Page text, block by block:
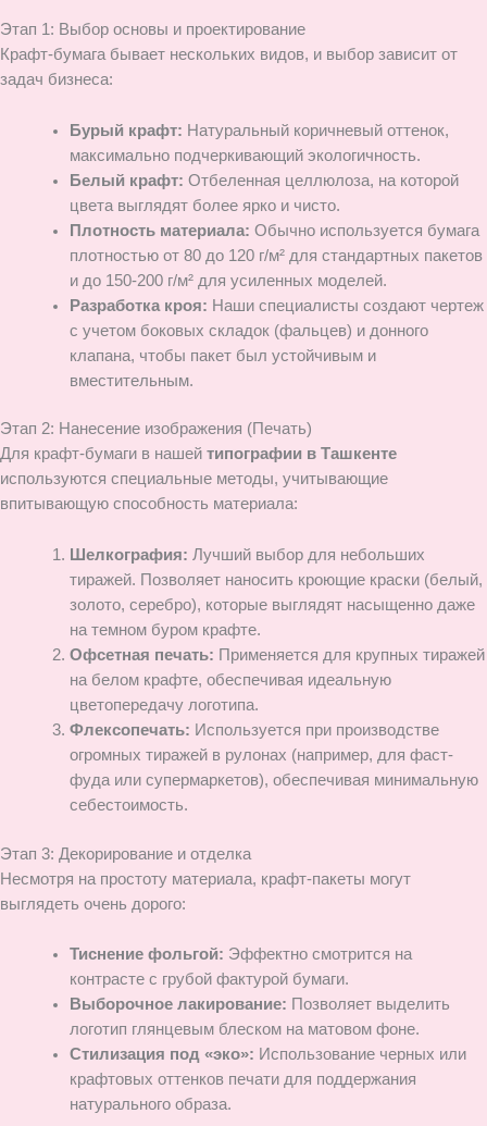
Этап 1: Выбор основы и проектирование
Крафт-бумага бывает нескольких видов, и выбор зависит от
задач бизнеса:
Бурый крафт: Натуральный коричневый оттенок,
максимально подчеркивающий экологичность.
Белый крафт: Отбеленная целлюлоза, на которой
цвета выглядят более ярко и чисто.
Плотность материала: Обычно используется бумага
плотностью от 80 до 120 г/м² для стандартных пакетов
и до 150-200 г/м² для усиленных моделей.
Разработка кроя: Наши специалисты создают чертеж
с учетом боковых складок (фальцев) и донного
клапана, чтобы пакет был устойчивым и
вместительным.
Этап 2: Нанесение изображения (Печать)
Для крафт-бумаги в нашей типографии в Ташкенте
используются специальные методы, учитывающие
впитывающую способность материала:
Шелкография: Лучший выбор для небольших
тиражей. Позволяет наносить кроющие краски (белый,
золото, серебро), которые выглядят насыщенно даже
на темном буром крафте.
Офсетная печать: Применяется для крупных тиражей
на белом крафте, обеспечивая идеальную
цветопередачу логотипа.
Флексопечать: Используется при производстве
огромных тиражей в рулонах (например, для фаст-
фуда или супермаркетов), обеспечивая минимальную
себестоимость.
Этап 3: Декорирование и отделка
Несмотря на простоту материала, крафт-пакеты могут
выглядеть очень дорого:
Тиснение фольгой: Эффектно смотрится на
контрасте с грубой фактурой бумаги.
Выборочное лакирование: Позволяет выделить
логотип глянцевым блеском на матовом фоне.
Стилизация под «эко»: Использование черных или
крафтовых оттенков печати для поддержания
натурального образа.